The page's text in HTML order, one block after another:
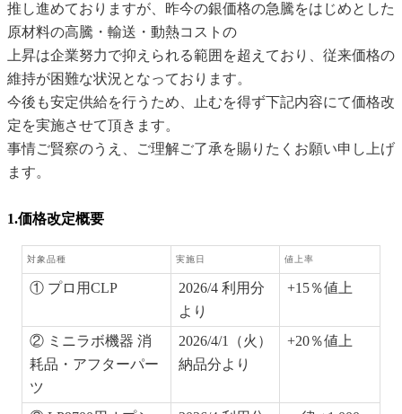
推し進めておりますが、昨今の銀価格の急騰をはじめとした
原材料の高騰・輸送・動熱コストの
上昇は企業努力で抑えられる範囲を超えており、従来価格の
維持が困難な状況となっております。
今後も安定供給を行うため、止むを得ず下記内容にて価格改
定を実施させて頂きます。
事情ご賢察のうえ、ご理解ご了承を賜りたくお願い申し上げ
ます。
1.価格改定概要
対象品種 実施日 値上率
① プロ用CLP
2026/4 利用分
より
+15％値上
② ミニラボ機器 消
耗品・アフターパー
ツ
2026/4/1（火）
納品分より
+20％値上